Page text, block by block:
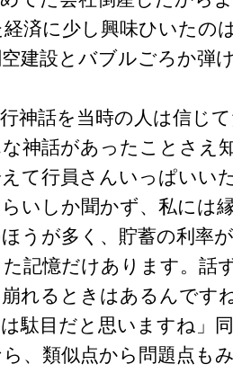
済に少し興味ひいたの
建設とバブルごろか弾
神話を当時の人は信じ
神話があったことさえ
て行員さんいっぱいい
いしか聞かず、私には
うが多く、貯蓄の利率
記憶だけあります。話
れるときはあるんです
駄目だと思いますね」
、類似点から問題点も